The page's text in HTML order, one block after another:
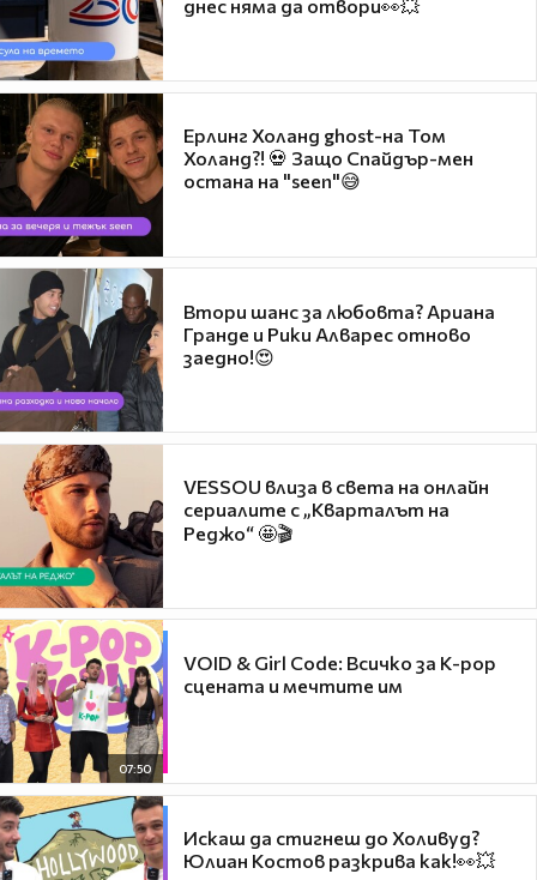
днес няма да отвори👀💥
Ерлинг Холанд ghost-на Том
Холанд?! 💀 Защо Спайдър-мен
остана на "seen"😅
Втори шанс за любовта? Ариана
Гранде и Рики Алварес отново
заедно!😍
VESSOU влиза в света на онлайн
сериалите с „Кварталът на
Реджо“ 🤩🎬
07:50
VOID & Girl Code: Всичко за K-pop
сцената и мечтите им
Искаш да стигнеш до Холивуд?
Юлиан Костов разкрива как!👀💥